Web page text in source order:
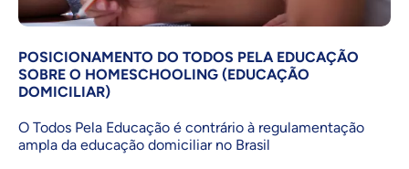
POSICIONAMENTO DO TODOS PELA EDUCAÇÃO
SOBRE O HOMESCHOOLING (EDUCAÇÃO
DOMICILIAR)
O Todos Pela Educação é contrário à regulamentação
ampla da educação domiciliar no Brasil